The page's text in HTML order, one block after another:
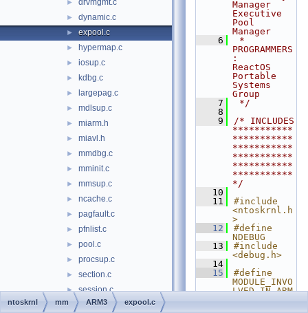
► drvmgmt.c
► dynamic.c
► expool.c
► hypermap.c
► iosup.c
► kdbg.c
► largepag.c
► mdlsup.c
► miarm.h
► miavl.h
► mmdbg.c
► mminit.c
► mmsup.c
► ncache.c
► pagfault.c
► pfnlist.c
► pool.c
► procsup.c
► section.c
► session.c
► special.c
Manager
Executive
Pool
Manager
    6
*
PROGRAMMERS
:
ReactOS
Portable
Systems
Group
    7
*/
    8
    9
/* INCLUDES
***********
***********
***********
***********
***********
***********
*/
   10
   11
#include
<ntoskrnl.h
>
   12
#define
NDEBUG
   13
#include
<debug.h>
   14
   15
#define
MODULE_INVO
LVED_IN_ARM
ntoskrnl mm ARM3 expool.c